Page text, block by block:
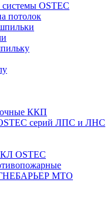
OSTEC
потолок
ККП
серий ЛПС и ЛНС
OSTEC
МТО